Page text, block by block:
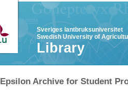
Sveriges lantbruksuniversitet
Swedish University of
Library
Epsilon Archive for Student